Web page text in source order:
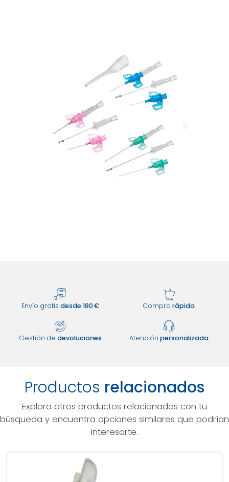
Envío gratis desde 180 € Comprarápida
Gestión de devoluciones Atención personalizada
Productos relacionados
Explora otros productos relacionados con tu
búsqueda y encuentra opciones similares que podrían
interesarte.